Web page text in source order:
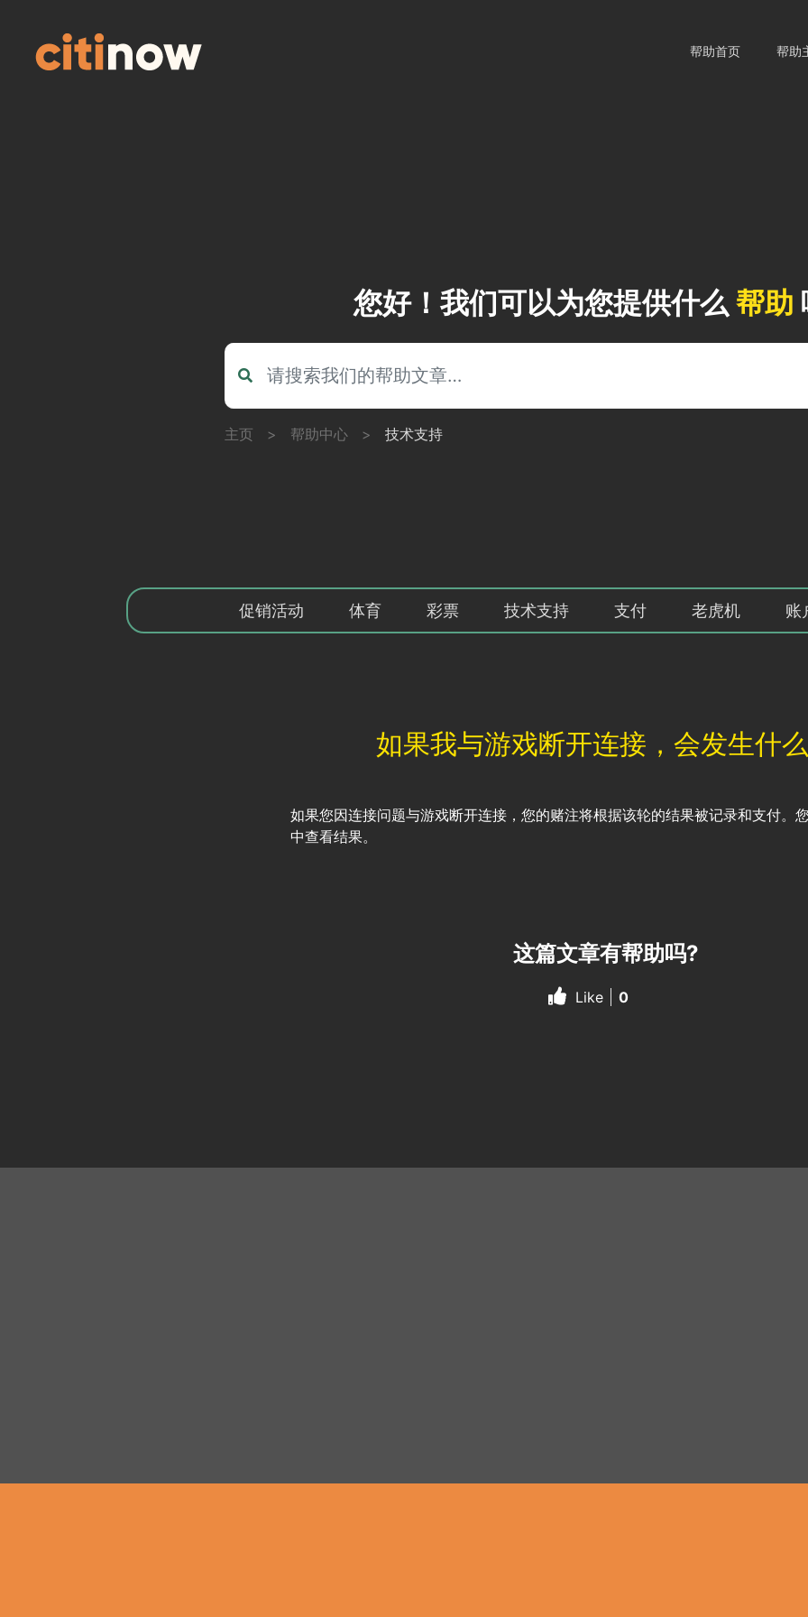
content
帮助首页 帮助
您好！我们可以为您提供什么 帮助
主页 > 帮助中心 > 技术支持
促销活动 体育 彩票 技术支持 支付 老虎机 账
如果我与游戏断开连接，会发生什
如果您因连接问题与游戏断开连接，您的赌注将根据该轮的结果被记录和支付。
中查看结果。
这篇文章有帮助吗?
Like 0